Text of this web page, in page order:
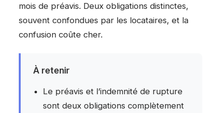
mois de préavis. Deux obligations distinctes,
souvent confondues par les locataires, et la
confusion coûte cher.
À retenir
Le préavis et l’indemnité de rupture
sont deux obligations complètement